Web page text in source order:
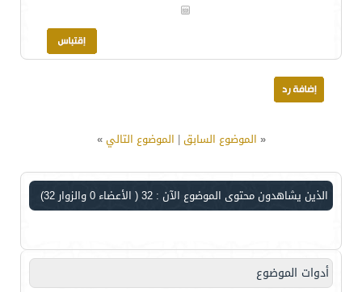
« الموضوع السابق| الموضوع التالي»
الذين يشاهدون محتوى الموضوع الآن : 32 ( الأعضاء 0 والزوار 32)
أدوات الموضوع